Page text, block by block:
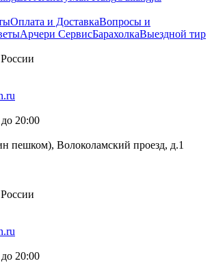
Оплата и ДоставкаВопросы и
Арчери СервисБарахолкаВыездной тир
20:00
пешком), Волоколамский проезд, д.1
20:00